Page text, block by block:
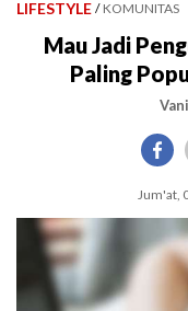
LIFESTYLE / KOMUNITAS
Mau Jadi
Paling
Jum'at,